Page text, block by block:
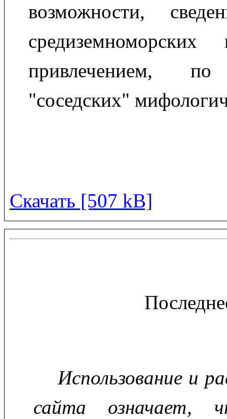
возможности,
привлечением, по
"соседских"
Скачать [507 kB]
Использование и
сайта означает,